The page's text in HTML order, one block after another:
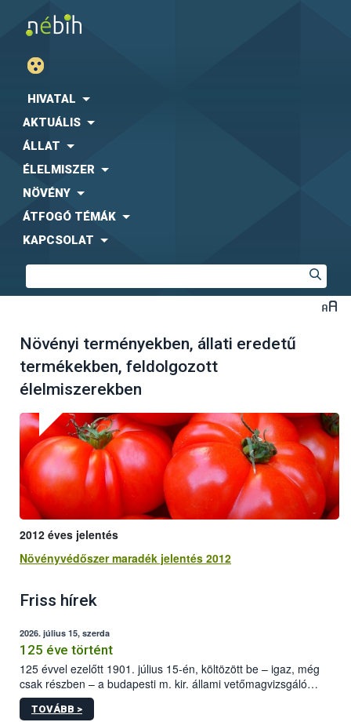
HIVATAL
AKTUÁLIS
ÁLLAT
ÉLELMISZER
NÖVÉNY
ÁTFOGÓ TÉMÁK
KAPCSOLAT
Növényi terményekben, állati eredetű
termékekben, feldolgozott
élelmiszerekben
2012 éves jelentés
Növényvédőszer maradék jelentés 2012
Friss hírek
2026. július 15, szerda
125 éve történt
125 évvel ezelőtt 1901. július 15-én, költözött be – igaz, még
csak részben – a budapesti m. kir. állami vetőmagvizsgáló
állomás a Kis Rókus utca 15. szám alatti, Czigler Győző által
tervezett új épületébe.
TOVÁBB >